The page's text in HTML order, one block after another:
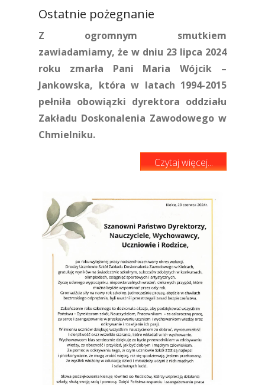
Ostatnie pożegnanie
Z ogromnym smutkiem
zawiadamiamy, że w dniu 23 lipca 2024
roku zmarła Pani Maria Wójcik –
Jankowska, która w latach 1994-2015
pełniła obowiązki dyrektora oddziału
Zakładu Doskonalenia Zawodowego w
Chmielniku.
Czytaj więcej...